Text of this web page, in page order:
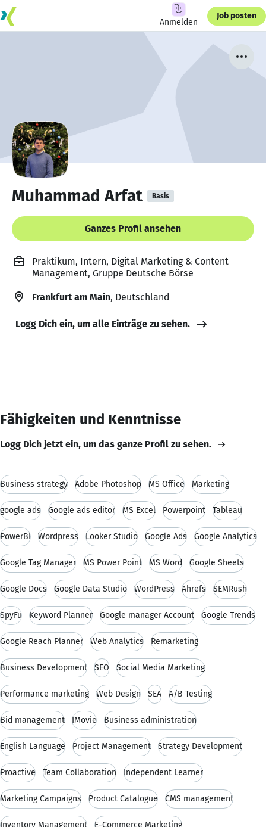
Anmelden
Job posten
Muhammad Arfat Basis
Ganzes Profil ansehen
Praktikum, Intern, Digital Marketing & Content
Management, Gruppe Deutsche Börse
Frankfurt am Main, Deutschland
Logg Dich ein, um alle Einträge zu sehen.
Fähigkeiten und Kenntnisse
Logg Dich jetzt ein, um das ganze Profil zu sehen.
Business strategy Adobe Photoshop MS Office Marketing
google ads Google ads editor MS Excel Powerpoint Tableau
PowerBI Wordpress Looker Studio Google Ads Google Analytics
Google Tag Manager MS Power Point MS Word Google Sheets
Google Docs Google Data Studio WordPress Ahrefs SEMRush
SpyFu Keyword Planner Google manager Account Google Trends
Google Reach Planner Web Analytics Remarketing
Business Development SEO Social Media Marketing
Performance marketing Web Design SEA A/B Testing
Bid management IMovie Business administration
English Language Project Management Strategy Development
Proactive Team Collaboration Independent Learner
Marketing Campaigns Product Catalogue CMS management
Inventory Management E-Commerce Marketing